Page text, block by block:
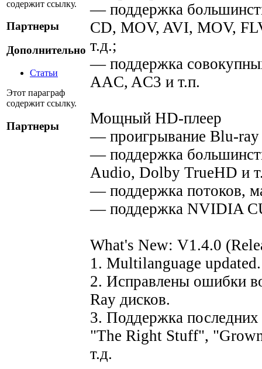
содержит ссылку.
Партнеры
Дополнительно
Статьи
Этот параграф
содержит ссылку.
Партнеры
— поддержка
CD, MOV, AVI, MOV,
т.д.;
— поддержка
AAC, AC3 и т.п.
Мощный HD-плеер
— проигрывание Blu-ray
— поддержка
Audio, Dolby TrueHD и
— поддержка потоков,
— поддержка NVIDIA
What's New: V1.4.0
1. Multilanguage updated.
2. Исправлены ошибки
Ray дисков.
3. Поддержка
"The Right Stuff",
т.д.